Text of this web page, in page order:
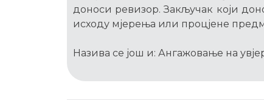
доноси ревизор. Закључак који
исходу мјерења или процјене
Назива се још и: Ангажовање на